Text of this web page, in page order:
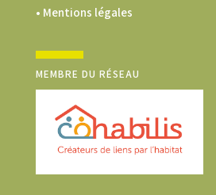
• Mentions légales
MEMBRE DU RÉSEAU